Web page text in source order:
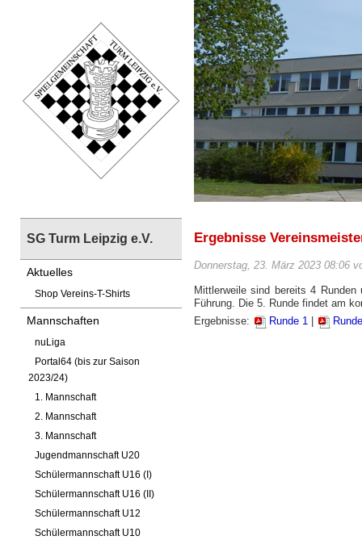
SG Turm Leipzig e.V.
Aktuelles
Shop Vereins-T-Shirts
Mannschaften
nuLiga
Portal64 (bis zur Saison
2023/24)
1. Mannschaft
2. Mannschaft
3. Mannschaft
Jugendmannschaft U20
Schülermannschaft U16 (I)
Schülermannschaft U16 (II)
Schülermannschaft U12
Schülermannschaft U10
Ergebnisse
Donnerstag, 23. März 2023 08:06
Mittlerweile sind bereits 4
Führung. Die 5. Runde findet am
Ergebnisse:
Runde 1